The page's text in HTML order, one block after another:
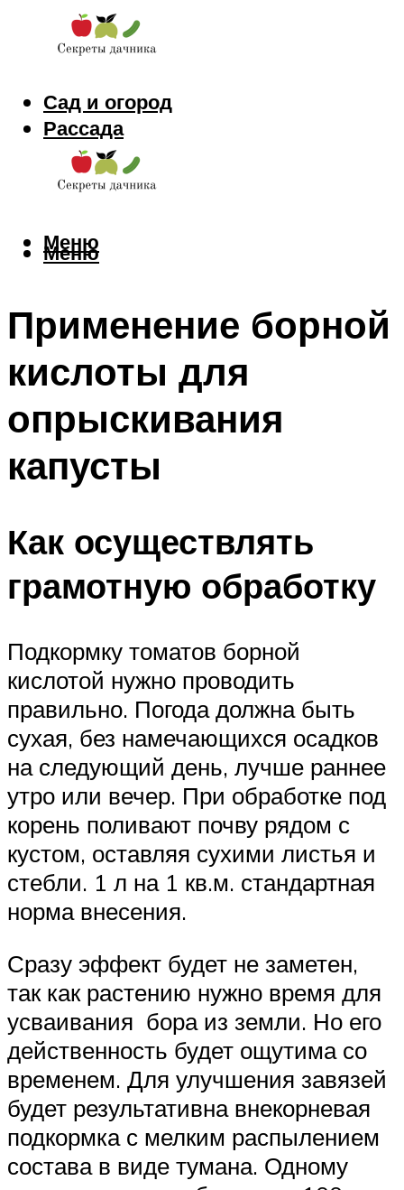
Сад и огород
Рассада
Цветы
Заготовки
Меню
Меню
Применение борной
кислоты для
опрыскивания
капусты
Как осуществлять
грамотную обработку
Подкормку томатов борной
кислотой нужно проводить
правильно. Погода должна быть
сухая, без намечающихся осадков
на следующий день, лучше раннее
утро или вечер. При обработке под
корень поливают почву рядом с
кустом, оставляя сухими листья и
стебли. 1 л на 1 кв.м. стандартная
норма внесения.
Сразу эффект будет не заметен,
так как растению нужно время для
усваивания бора из земли. Но его
действенность будет ощутима со
временем. Для улучшения завязей
будет результативна внекорневая
подкормка с мелким распылением
состава в виде тумана. Одному